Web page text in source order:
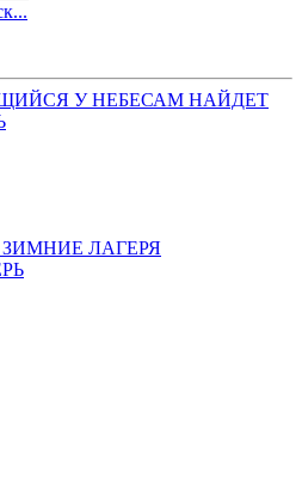
ЛАГЕРЯ